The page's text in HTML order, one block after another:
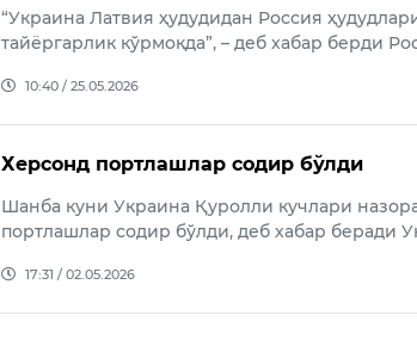
“Украина Латвия ҳудудидан Россия
тайёргарлик кўрмоқда”, – деб хабар берди
10:40 / 25.05.2026
Херсонд портлашлар содир бўлди
Шанба куни Украина Қуролли кучлари
портлашлар содир бўлди, деб хабар беради
17:31 / 02.05.2026